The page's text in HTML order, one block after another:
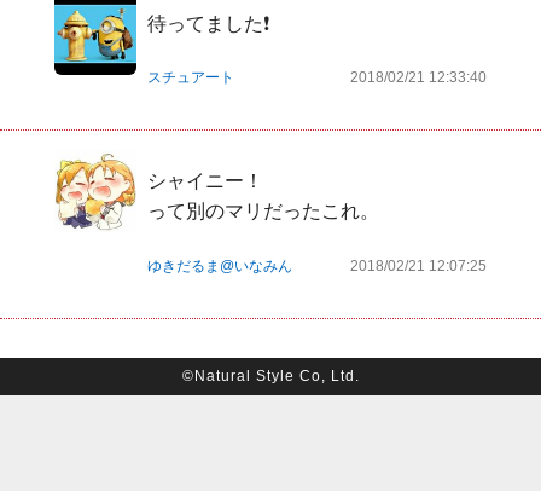
待ってました❗
スチュアート 2018/02/21 12:33:40
シャイニー！
って別のマリだったこれ。
ゆきだるま@いなみん 2018/02/21 12:07:25
©Natural Style Co, Ltd.